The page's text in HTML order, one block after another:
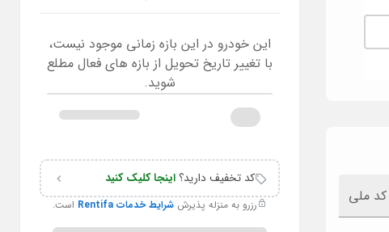
کد ملی
این خودرو در این بازه زمانی موجود نیست،
با تغییر تاریخ تحویل از بازه های فعال مطلع
شوید.
کد تخفیف دارید؟اینجا کلیک کنید
رزرو به منزله پذیرش شرایط خدمات Rentifa است.